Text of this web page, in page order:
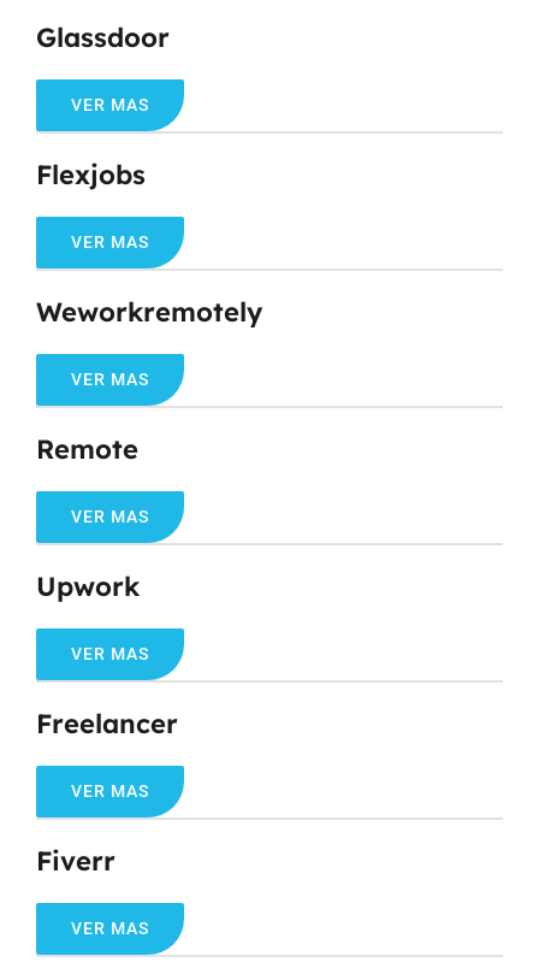
Glassdoor
VER MAS
Flexjobs
VER MAS
Weworkremotely
VER MAS
Remote
VER MAS
Upwork
VER MAS
Freelancer
VER MAS
Fiverr
VER MAS